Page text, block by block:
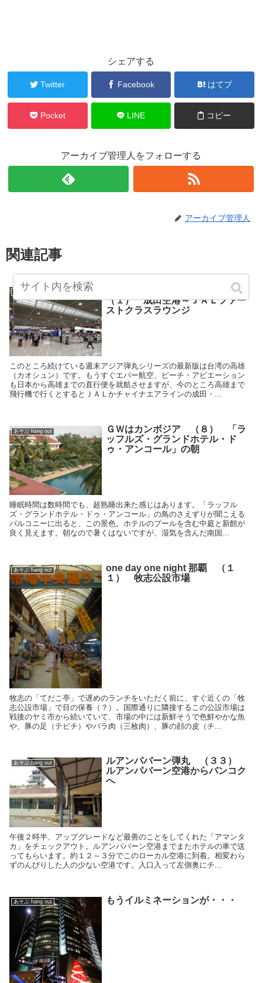
シェアする
Twitter Facebook はてブ
Pocket LINE コピー
アーカイブ管理人をフォローする
アーカイブ管理人
関連記事
あそぶ hang out
「ちょっと高雄まで」週末弾丸
（１） 成田空港～ＪＡＬファー
ストクラスラウンジ
このところ続けている週末アジア弾丸シリーズの最新版は台湾の高雄
（カオシュン）です。もうすぐエバー航空、ピーチ・アビエーション
も日本から高雄までの直行便を就航させますが、今のところ高雄まで
飛行機で行くとするとＪＡＬかチャイナエアラインの成田・...
あそぶ hang out
ＧＷはカンボジア （８） 「ラ
ッフルズ・グランドホテル・ド
ゥ・アンコール」の朝
睡眠時間は数時間でも、超熟睡出来た感じはあります。「ラッフル
ズ・グランドホテル・ドゥ・アンコール」の鳥のさえずりが聞こえる
バルコニーに出ると、この景色。ホテルのプールを含む中庭と新館が
良く見えます。朝なので暑くはないですが、湿気を含んだ南国...
あそぶ hang out
one day one night 那覇 （１
１） 牧志公設市場
牧志の「てだこ亭」で遅めのランチをいただく前に、すぐ近くの「牧
志公設市場」で目の保養（？）。国際通りに隣接するこの公設市場は
戦後のヤミ市から続いていて、市場の中には新鮮そうで色鮮やかな魚
や、豚の足（テビチ）やバラ肉（三枚肉）、豚の顔の皮（チ...
あそぶ hang out
ルアンパバーン弾丸 （３３）
ルアンパバーン空港からバンコク
へ
午後２時半、アップグレードなど最善のことをしてくれた「アマンタ
カ」をチェックアウト。ルアンパバーン空港までまたホテルの車で送
ってもらいます。約１２～３分でこのローカル空港に到着。相変わら
ずのんびりした人の少ない空港です。入口入って左側奥にチ...
あそぶ hang out もうイルミネーションが・・・